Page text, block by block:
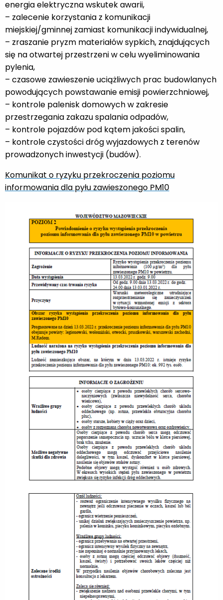
energia elektryczna wskutek awarii,
– zalecenie korzystania z komunikacji
miejskiej/gminnej zamiast komunikacji indywidualnej,
– zraszanie pryzm materiałów sypkich, znajdujących
się na otwartej przestrzeni w celu wyeliminowania
pylenia,
– czasowe zawieszenie uciążliwych prac budowlanych
powodujących powstawanie emisji powierzchniowej,
– kontrole palenisk domowych w zakresie
przestrzegania zakazu spalania odpadów,
– kontrole pojazdów pod kątem jakości spalin,
– kontrole czystości dróg wyjazdowych z terenów
prowadzonych inwestycji (budów).
Komunikat o ryzyku przekroczenia poziomu
informowania dla pyłu zawieszonego PM10